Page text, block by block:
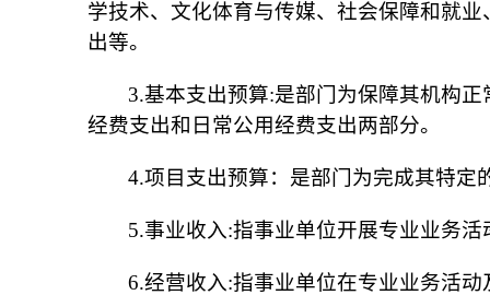
学技术、文化体育与传媒、社会保障和就
出等。
3.基本支出预算:是部门为保障其机构
经费支出和日常公用经费支出两部分。
4.项目支出预算：是部门为完成其特
5.事业收入:指事业单位开展专业业务
6.经营收入:指事业单位在专业业务活